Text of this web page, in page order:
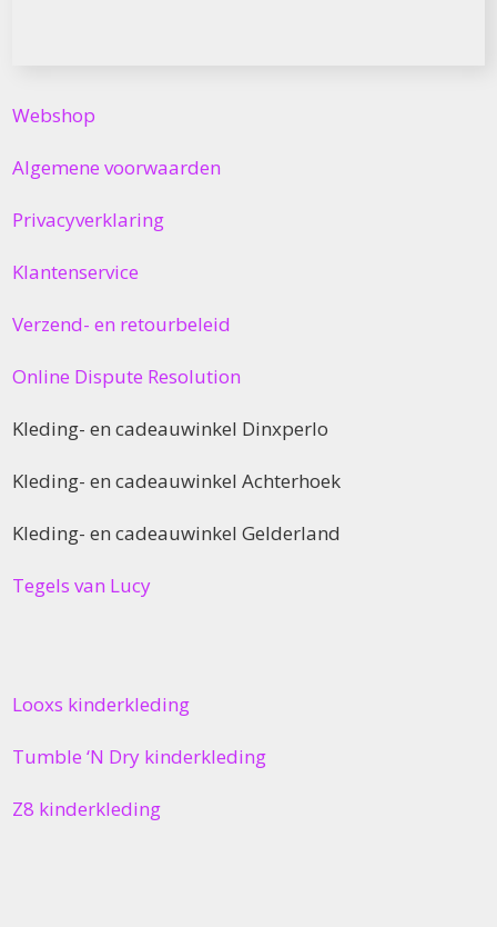
Webshop
Algemene voorwaarden
Privacyverklaring
Klantenservice
Verzend- en retourbeleid
Online Dispute Resolution
Kleding- en cadeauwinkel Dinxperlo
Kleding- en cadeauwinkel Achterhoek
Kleding- en cadeauwinkel Gelderland
Tegels van Lucy
Looxs kinderkleding
Tumble ‘N Dry kinderkleding
Z8 kinderkleding